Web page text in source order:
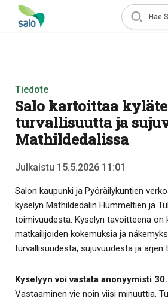
Hae
Tiedote
Salo kartoittaa
turvallisuutta ja
Mathildedalissa
Julkaistu 15.5.2026 11:01
Salon kaupunki ja Pyöräilykuntien
kyselyn Mathildedalin Hummeltien ja
toimivuudesta. Kyselyn tavoitteena on
matkailijoiden kokemuksia ja
turvallisuudesta, sujuvuudesta ja arjen
Kyselyyn voi vastata anonyymisti
Vastaaminen vie noin viisi minuuttia.